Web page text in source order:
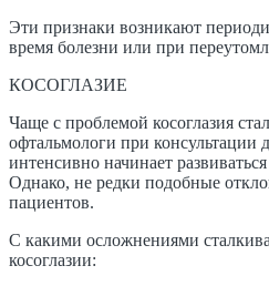
Эти признаки возникают
время болезни или при
КОСОГЛАЗИЕ
Чаще с проблемой косоглазия
офтальмологи при консультации
интенсивно начинает
Однако, не редки подобные
пациентов.
​С какими осложнениями
косоглазии: